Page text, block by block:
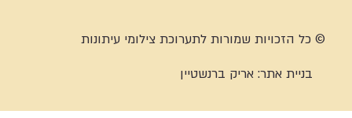
© כל הזכויות שמורות לתערוכת צילומי עיתונות
בניית אתר:אריק ברנשטיין